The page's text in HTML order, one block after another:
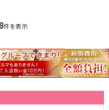
件を表示